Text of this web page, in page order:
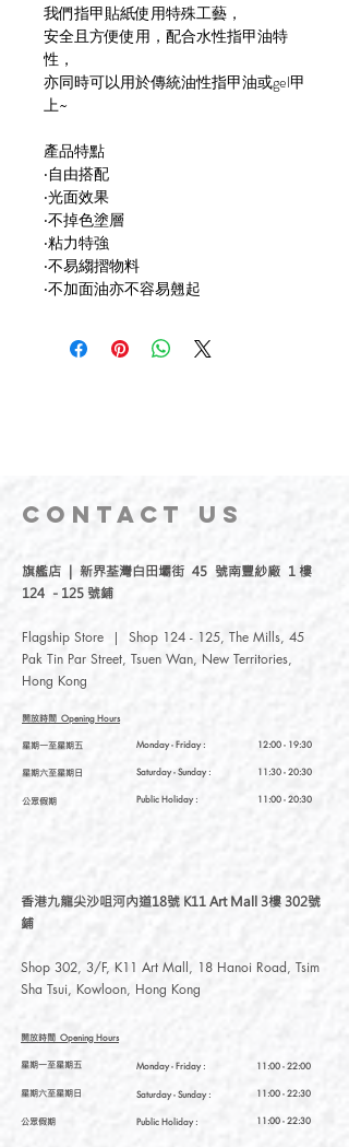
我們指甲貼紙使用特殊工藝，
安全且方便使用，配合水性指甲油特
性，
亦同時可以用於傳統油性指甲油或gel甲
上~
產品特點
‧自由搭配
‧光面效果
‧不掉色塗層
‧粘力特強
‧不易縐摺物料
‧不加面油亦不容易翹起
CONTACT US
旗艦店 | 新界荃灣白田壩街 45 號南豐紗廠 1 樓
124 - 125 號鋪
Flagship Store | Shop 124 - 125, The Mills, 45
Pak Tin Par Street, Tsuen Wan, New Territories,
Hong Kong
開放時間 Opening Hours
星期一至星期五
星期六至星期日
公眾假期
12:00 - 19:30
11:30 - 20:30
11:00 - 20:30
Monday - Friday :
Saturday- Sunday :
Public Holiday :
11:00 - 22:00
11:00 - 22:30
11:00 - 22:30
香港九龍尖沙咀河內道18號 K11 Art Mall 3樓 302號
鋪
Shop 302, 3/F, K11 Art Mall, 18 Hanoi Road, Tsim
Sha Tsui, Kowloon, Hong Kong
開放時間 Opening Hours
星期一至星期五
星期六至星期日
公眾假期
Monday - Friday :
Saturday- Sunday :
Public Holiday :